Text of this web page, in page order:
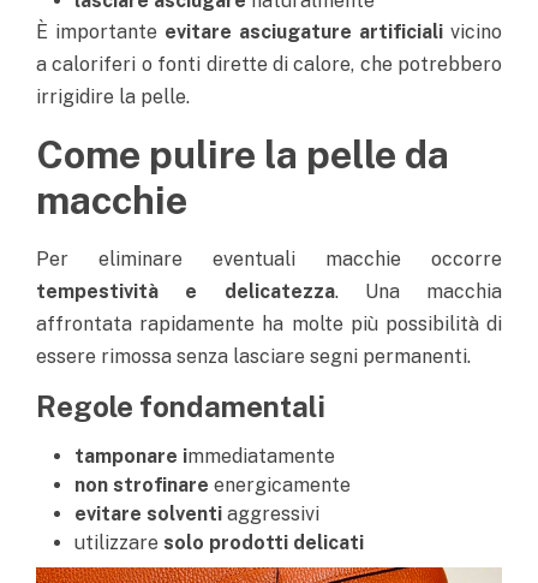
È importante evitare asciugature artificiali vicino
a caloriferi o fonti dirette di calore, che potrebbero
irrigidire la pelle.
Come pulire la pelle da
macchie
Per eliminare eventuali
macchie occorre
tempestività e delicatezza. Una macchia
affrontata rapidamente ha molte più possibilità di
essere rimossa senza lasciare segni permanenti.
Regole fondamentali
tamponare immediatamente
non strofinare energicamente
evitare solventi aggressivi
utilizzare solo prodotti delicati